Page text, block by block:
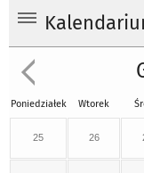
Poniedziałek Wtorek
25 26